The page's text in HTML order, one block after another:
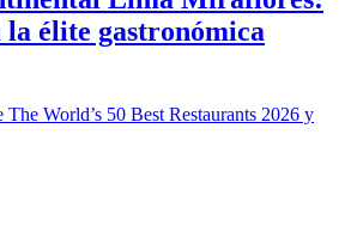
élite gastronómica
The World’s 50 Best Restaurants 2026 y